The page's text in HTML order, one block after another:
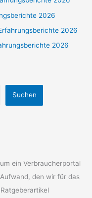
2026
2026
2026
Suchen
ein Verbraucherportal
den wir für das